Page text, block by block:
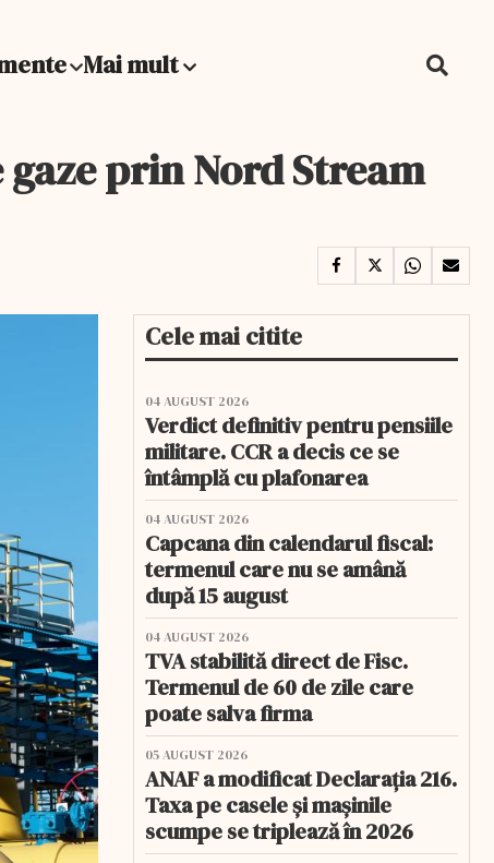
Mai mult
prin Nord Stream
Cele mai citite
04 AUGUST 2026
Verdict definitiv pentru pensiile
militare. CCR a decis ce se
întâmplă cu plafonarea
04 AUGUST 2026
Capcana din calendarul fiscal:
termenul care nu se amână
după 15 august
04 AUGUST 2026
TVA stabilită direct de Fisc.
Termenul de 60 de zile care
poate salva firma
05 AUGUST 2026
ANAF a modificat Declarația 216.
Taxa pe casele și mașinile
scumpe se triplează în 2026